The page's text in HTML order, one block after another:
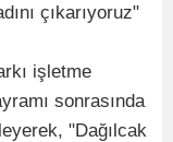
çıkarıyoruz"
işletme
sonrasında
"Dağılcak